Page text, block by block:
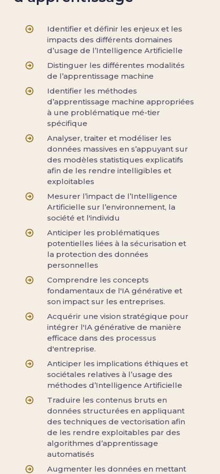
Identifier et définir les enjeux et les
impacts des différents domaines
d’usage de l’Intelligence Artificielle
Distinguer les différentes modalités
de l’apprentissage machine
Identifier les méthodes
d’apprentissage machine appropriées
à une problématique mé-tier
spécifique
Analyser, traiter et modéliser les
données massives en s’appuyant sur
des modèles statistiques explicatifs
afin de les rendre intelligibles et
exploitables
Mesurer l’impact de l’Intelligence
Artificielle sur l’environnement, la
société et l'individu
Anticiper les problématiques
potentielles liées à la sécurisation et
la protection des données
personnelles
Comprendre les concepts
fondamentaux de l'IA générative et
son impact sur les entreprises.
Acquérir une vision stratégique pour
intégrer l'IA générative de manière
efficace dans des processus
d'entreprise.
Anticiper les implications éthiques et
sociétales relatives à l’usage des
méthodes d’Intelligence Artificielle
Traduire les contenus bruts en
données structurées en appliquant
des techniques de vectorisation afin
de les rendre exploitables par des
algorithmes d’apprentissage
automatisés
Augmenter les données en mettant